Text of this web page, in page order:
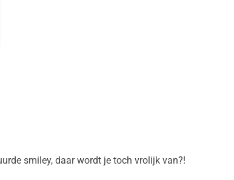
smiley, daar wordt je toch vrolijk van?!